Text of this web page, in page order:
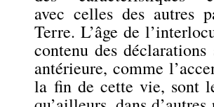
avec celles des autres
Terre. L’âge de
contenu des
antérieure, comme
la fin de cette vie, sont